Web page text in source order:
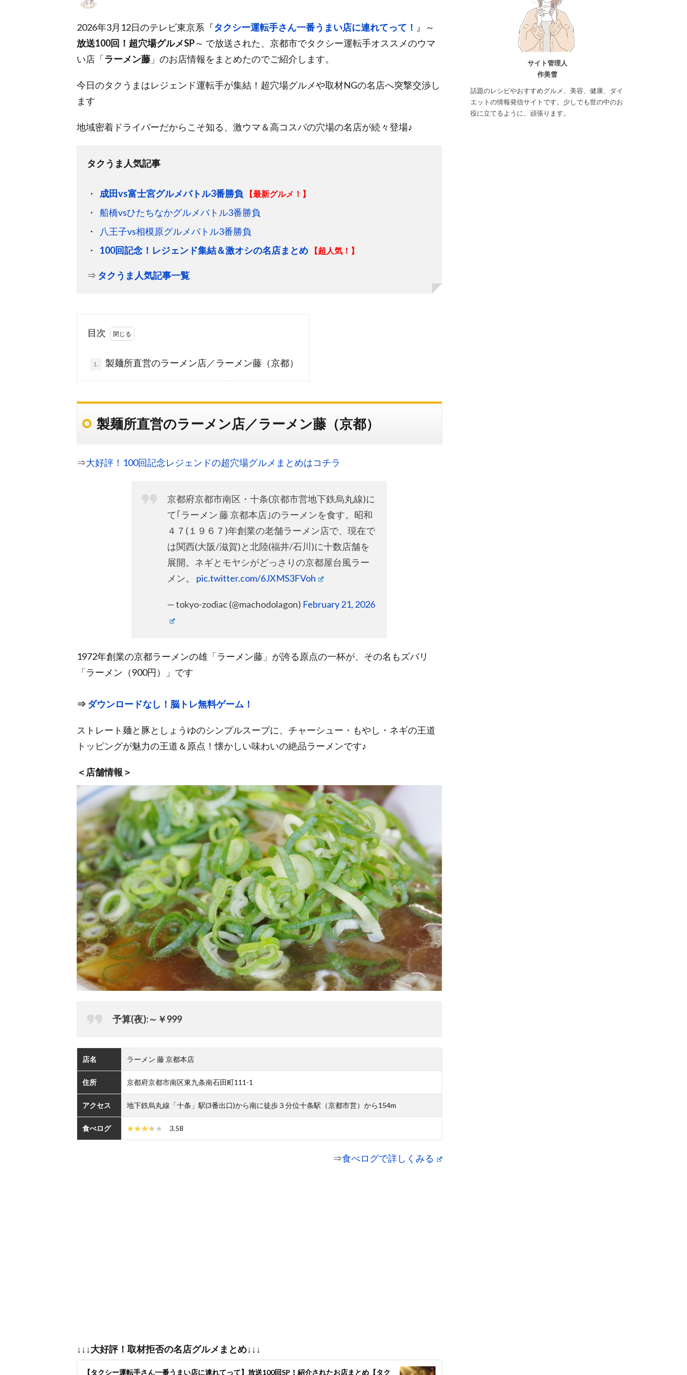
2026年3月12日のテレビ東京系『タクシー運転手さん一番うまい店に連れてって！ 』～
放送100回！超穴場グルメSP～ で放送された、京都市でタクシー運転手オススメのウマ
い店「ラーメン藤」のお店情報をまとめたのでご紹介します。
今日のタクうまはレジェンド運転手が集結！超穴場グルメや取材NGの名店へ突撃交渉し
ます
地域密着ドライバーだからこそ知る、激ウマ＆高コスパの穴場の名店が続々登場♪
タクうま人気記事
成田vs富士宮グルメバトル3番勝負 【最新グルメ！】
船橋vsひたちなかグルメバトル3番勝負
八王子vs相模原グルメバトル3番勝負
100回記念！レジェンド集結＆激オシの名店まとめ
【超人気！】
⇒ タクうま人気記事一覧
目次
1. 製麺所直営のラーメン店／ラーメン藤（京都）
製麺所直営のラーメン店／ラーメン藤（京都）
⇒大好評！100回記念レジェンドの超穴場グルメまとめはコチラ
京都府京都市南区・十条(京都市営地下鉄烏丸線)に
て｢ラーメン 藤 京都本店｣のラーメンを食す。昭和
４７(１９６７)年創業の老舗ラーメン店で、現在で
は関西(大阪/滋賀)と北陸(福井/石川)に十数店舗を
展開。ネギとモヤシがどっさりの京都屋台風ラー
メン。 pic.twitter.com/6JXMS3FVoh
— tokyo-zodiac (@machodolagon) February 21, 2026
1972年創業の京都ラーメンの雄「ラーメン藤」が誇る原点の一杯が、その名もズバリ
「ラーメン（900円）」です
⇒ダウンロードなし！脳トレ無料ゲーム！
ストレート麺と豚としょうゆのシンプルスープに、チャーシュー・もやし・ネギの王道
トッピングが魅力の王道＆原点！懐かしい味わいの絶品ラーメンです♪
＜店舗情報＞
予算(夜):～￥999
店名 ラーメン 藤 京都本店
住所 京都府京都市南区東九条南石田町111-1
アクセス 地下鉄烏丸線「十条」駅(3番出口)から南に徒歩３分位十条駅（京都市営）から154m
食べログ 3.58
⇒食べログで詳しくみる
↓↓↓大好評！取材拒否の名店グルメまとめ↓↓↓
【タクシー運転手さん一番うまい店に連れてって】放送100回SP！紹介されたお店まとめ【タク
サイト管理人
作美雪
話題のレシピやおすすめグルメ、美容、健康、ダイ
エットの情報発信サイトです。少しでも世の中のお
役に立てるように、頑張ります。